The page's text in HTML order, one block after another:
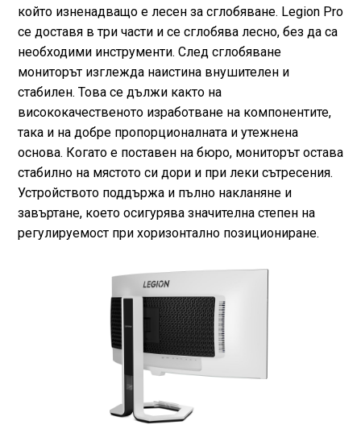
който изненадващо е лесен за сглобяване. Legion Pro
се доставя в три части и се сглобява лесно, без да са
необходими инструменти. След сглобяване
мониторът изглежда наистина внушителен и
стабилен. Това се дължи както на
висококачественото изработване на компонентите,
така и на добре пропорционалната и утежнена
основа. Когато е поставен на бюро, мониторът остава
стабилно на мястото си дори и при леки сътресения.
Устройството поддържа и пълно накланяне и
завъртане, което осигурява значителна степен на
регулируемост при хоризонтално позициониране.